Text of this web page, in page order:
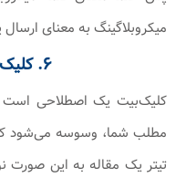
میکروبلاگینگ به معنای
۶. کلیک‌بیت (Clickbait)
کلیک‌بیت یک اصطلاحی است
مطلب شما، وسوسه می‌شود
تیتر یک مقاله به این